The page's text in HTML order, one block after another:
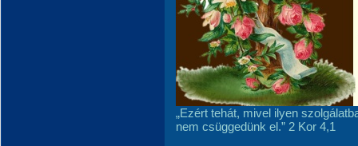
„Ezért tehát, mivel ilyen
nem csüggedünk el.” 2 Kor 4,1